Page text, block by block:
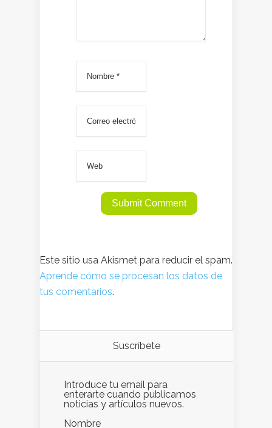
Este sitio usa Akismet para reducir el spam.
Aprende cómo se procesan los datos de
tus comentarios.
Suscríbete
Introduce tu email para
enterarte cuando publicamos
noticias y artículos nuevos.
Nombre